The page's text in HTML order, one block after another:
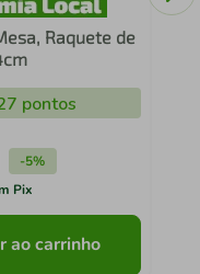
Raquete de
pontos
-5%
Pix
ao carrinho